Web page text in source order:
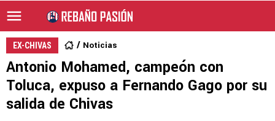
EX-CHIVAS Noticias
Antonio Mohamed, campeón con
Toluca, expuso a Fernando Gago por su
salida de Chivas